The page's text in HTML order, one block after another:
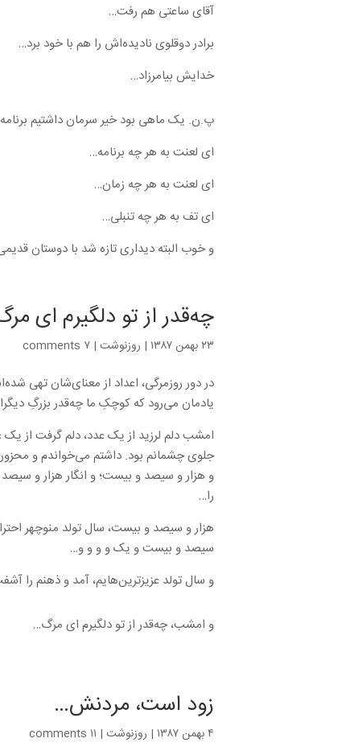
آقای ساعتی هم رفت…
برادر دوقلوی نادیده‌اش را هم با خود برد…
خدایش بیامرزاد…
پ.ن. یک ماهی بود خیر سرمان داشتیم
ای لعنت به هر چه برنامه…
ای لعنت به هر چه زمان…
ای تف به هر چه تنبلی…
و خوب البته دیداری تازه شد با دوستان
چه‌قدر از تو دلگیرم ای
۲۳ بهمن ۱۳۸۷ | روزنوشت |۷ comments
در دور روزمرگی، اعداد از معنای‌شان تهی
یادمان می‌رود که کوچکِ ما چه‌قدر بزرگِ
امشب دلم لرزید از یک عدد، دلم گرفت از
جلوی چشمانم بود. داشتم می‌خواندم و
و هزار و سیصد و بیست؛ و انگار هزار و سیصد
را…
هزار و سیصد و بیست، سال تولد منوچهر
سیصد و بیست و یک و و و و…
و سال تولد عزیزترین‌هایم، آمد و ذهنم را
و امشب، چه‌قدر از تو دلگیرم ای مرگ…
زود است، مردنش…
۴ بهمن ۱۳۸۷ | روزنوشت | ۱۱ comments